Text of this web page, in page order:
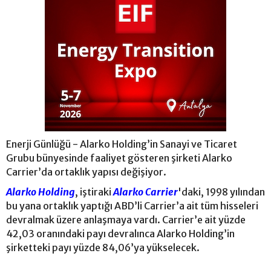
Enerji Günlüğü - Alarko Holding’in Sanayi ve Ticaret
Grubu bünyesinde faaliyet gösteren şirketi Alarko
Carrier’da ortaklık yapısı değişiyor.
Alarko Holding, iştirakiAlarko Carrier'daki, 1998 yılından
bu yana ortaklık yaptığı ABD’li Carrier’a ait tüm hisseleri
devralmak üzere anlaşmaya vardı. Carrier’e ait yüzde
42,03 oranındaki payı devralınca Alarko Holding’in
şirketteki payı yüzde 84,06’ya yükselecek.